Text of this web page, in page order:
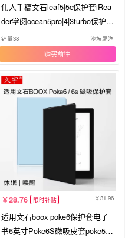
伟人手稿文石leaf5|5c保护套iRea
der掌阅ocean5pro|4|3turbo保护壳
boox poke7|6s磁吸分离超薄壳休
眠可拆卸
销量38 沙坡尾渔
购买
28.76 限时补贴 31.96
适用文石boox poke6保护套电子
书6英寸Poke6S磁吸皮套poke5/5